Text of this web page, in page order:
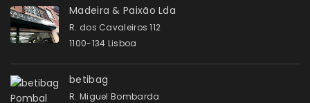
Madeira & Paixão Lda
R. dos Cavaleiros 112
1100-134 Lisboa
betibag
R. Miguel Bombarda